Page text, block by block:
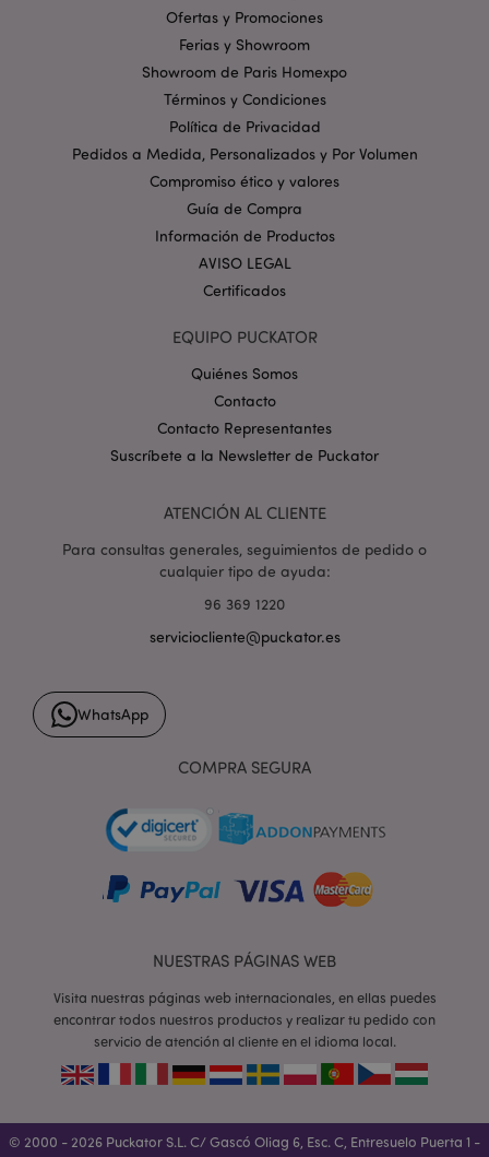
Ofertas y Promociones
Ferias y Showroom
Showroom de Paris Homexpo
Términos y Condiciones
Política de Privacidad
Pedidos a Medida, Personalizados y Por Volumen
Compromiso ético y valores
Guía de Compra
Información de Productos
AVISO LEGAL
Certificados
EQUIPO PUCKATOR
Quiénes Somos
Contacto
Contacto Representantes
Suscríbete a la Newsletter de Puckator
ATENCIÓN AL CLIENTE
Para consultas generales, seguimientos de pedido o
cualquier tipo de ayuda:
96 369 1220
serviciocliente@puckator.es
WhatsApp
COMPRA SEGURA
NUESTRAS PÁGINAS WEB
Visita nuestras páginas web internacionales, en ellas puedes
encontrar todos nuestros productos y realizar tu pedido con
servicio de atención al cliente en el idioma local.
© 2000 - 2026 Puckator S.L. C/ Gascó Oliag 6, Esc. C, Entresuelo Puerta 1 -
Orientación
Funcionalidad
Las cookies estrictamente necesarias permiten la
funcionalidad básica del sitio web, como el inicio de
sesión del usuario y la gestión de la cuenta. El sitio
web no puede funcionar correctamente sin las
cookies estrictamente necesarias.
Nombre
Provider/
mage-cache-storage-section-
invalidation
Adobe Inc.
form_key
PHPSESSID
PHP.net
Política de privacidad de
Google.